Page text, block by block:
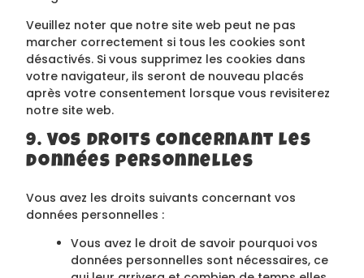
Veuillez noter que notre site web peut ne pas
marcher correctement si tous les cookies sont
désactivés. Si vous supprimez les cookies dans
votre navigateur, ils seront de nouveau placés
après votre consentement lorsque vous revisiterez
notre site web.
9. Vos droits concernant les
données personnelles
Vous avez les droits suivants concernant vos
données personnelles :
Vous avez le droit de savoir pourquoi vos
données personnelles sont nécessaires, ce